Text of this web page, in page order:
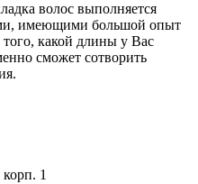
волос выполняется
имеющими большой опыт
какой длины у Вас
сможет сотворить
1